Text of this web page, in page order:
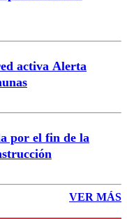
activa Alerta
por el fin de la
VER MÁS